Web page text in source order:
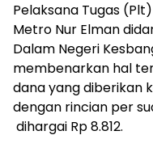
Pelaksana Tugas
Metro Nur Elman
Dalam Negeri
membenarkan hal
dana yang diberikan
dengan rincian per
dihargai Rp 8.812.